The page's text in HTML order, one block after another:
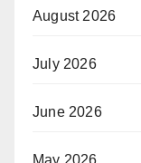
August 2026
July 2026
June 2026
May 2026